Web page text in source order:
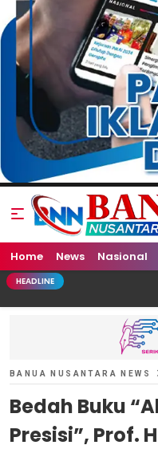
Banua Nusantara News
Home News Nasional
HEADLINE
BANUA NUSANTARA NEWS
Bedah Buku
Presisi”, Prof.